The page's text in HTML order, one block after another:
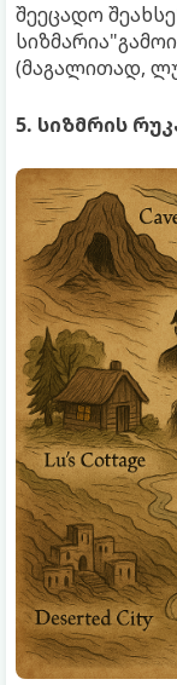
შეეცადო
(მაგალითად,
5. სიზმრის